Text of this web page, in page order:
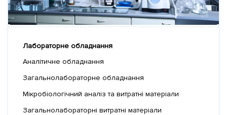
Лабораторне обладнання
Аналітичне обладнання
Загальнолабораторне обладнання
Мікробіологічний аналіз та витратні матеріали
Загальнолабораторні витратні матеріали